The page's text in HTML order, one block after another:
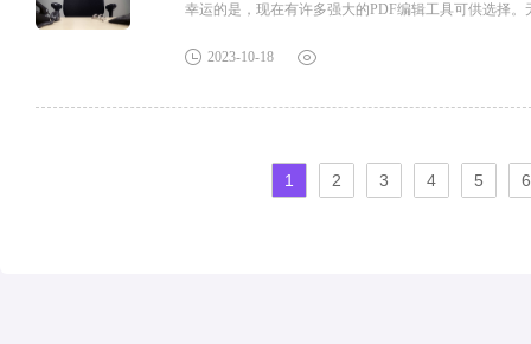
幸运的是，现在有许多强大的PDF编辑工具可供选择
2023-10-18
1 2 3 4 5 6